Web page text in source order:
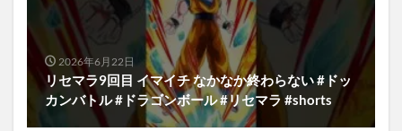
2026年6月22日
リセマラ9回目 イマイチ なかなか終わらない #ドッ
カンバトル #ドラゴンボール #リセマラ #shorts